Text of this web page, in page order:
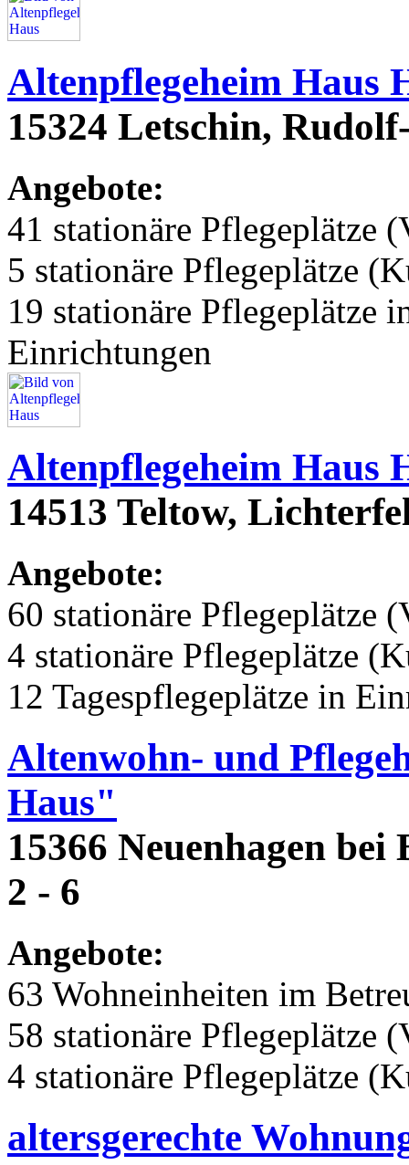
Altenpflegeheim Haus
15324 Letschin,
Angebote:
41 stationäre Pflegeplätze
5 stationäre Pflegeplätze
19 stationäre Pflegeplätze
Einrichtungen
Altenpflegeheim Haus
14513 Teltow,
Angebote:
60 stationäre Pflegeplätze
4 stationäre Pflegeplätze
12 Tagespflegeplätze in
Altenwohn- und
Haus"
15366 Neuenhagen
2 - 6
Angebote:
63 Wohneinheiten im
58 stationäre Pflegeplätze
4 stationäre Pflegeplätze
altersgerechte